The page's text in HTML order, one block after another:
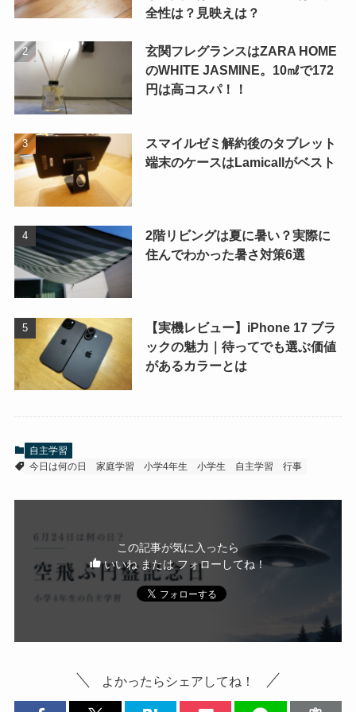
全性は？見映えは？
玄関フレグランスはZARA HOME
のWHITE JASMINE。10㎖で172
円は高コスパ！！
スマイルゼミ解約後のタブレット
端末のケースはLamicallがベスト
2階リビングは夏に暑い？実際に
住んでわかった暑さ対策6選
【実機レビュー】iPhone 17 ブラ
ックの魅力｜待ってでも選ぶ価値
があるカラーとは
自主学習
今日は何の日
家庭学習 小学4年生 小学生 自主学習 行事
この記事が気に入ったら
いいね または フォローしてね！
よかったらシェアしてね！